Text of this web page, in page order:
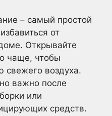
– самый простой
от
Открывайте
чаще, чтобы
свежего воздуха.
важно после
или
средств.